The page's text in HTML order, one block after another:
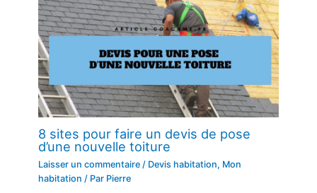
8 sites pour faire un devis de pose
d’une nouvelle toiture
Laisser un commentaire / Devis habitation, Mon
habitation / Par Pierre